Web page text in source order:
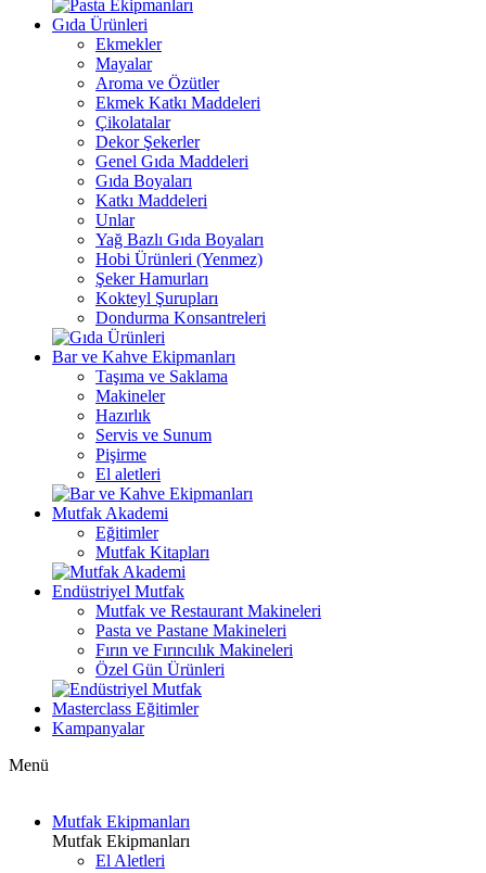
Gıda Ürünleri
Ekmekler
Mayalar
Aroma ve Özütler
Ekmek Katkı Maddeleri
Çikolatalar
Dekor Şekerler
Genel Gıda Maddeleri
Gıda Boyaları
Katkı Maddeleri
Unlar
Yağ Bazlı Gıda Boyaları
Hobi Ürünleri (Yenmez)
Şeker Hamurları
Kokteyl Şurupları
Dondurma Konsantreleri
Bar ve Kahve Ekipmanları
Taşıma ve Saklama
Makineler
Hazırlık
Servis ve Sunum
Pişirme
El aletleri
Mutfak Akademi
Eğitimler
Mutfak Kitapları
Endüstriyel Mutfak
Mutfak ve Restaurant Makineleri
Pasta ve Pastane Makineleri
Fırın ve Fırıncılık Makineleri
Özel Gün Ürünleri
Masterclass Eğitimler
Kampanyalar
Menü
Mutfak Ekipmanları
Mutfak Ekipmanları
El Aletleri